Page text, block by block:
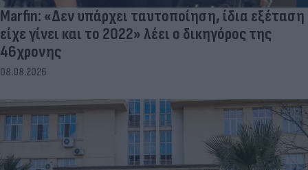
Marfin: «Δεν υπάρχει ταυτοποίηση, ίδια εξέταση
είχε γίνει και το 2022» λέει ο δικηγόρος της
46χρονης
08.08.2026